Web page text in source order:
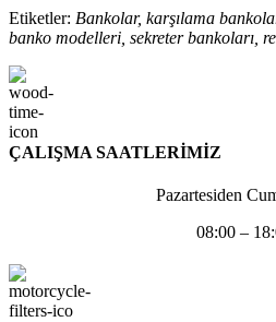
Etiketler: Bankolar, karşılama
banko modelleri, sekreter bankoları,
ÇALIŞMA SAATLERİMİZ
Pazartesiden
08:00 –